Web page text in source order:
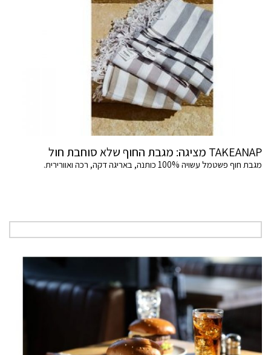
TAKEANAP מציגה: מגבת החוף שלא סוחבת חול
מגבת חוף פשטמל עשויה 100% כותנה, באריגה דקה, רכה ואוורירית.